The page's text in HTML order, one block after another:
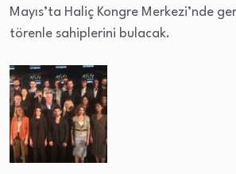
Mayıs’ta Haliç Kongre Merkezi’nde
törenle sahiplerini bulacak.